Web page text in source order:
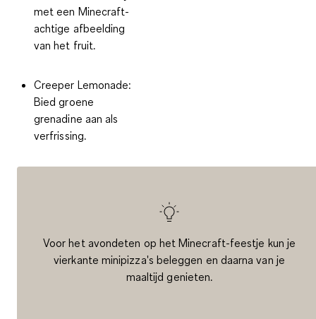
met een Minecraft-
achtige afbeelding
van het fruit.
Creeper Lemonade:
Bied groene
grenadine aan als
verfrissing.
Voor het avondeten op het Minecraft-feestje kun je
vierkante minipizza's beleggen en daarna van je
maaltijd genieten.